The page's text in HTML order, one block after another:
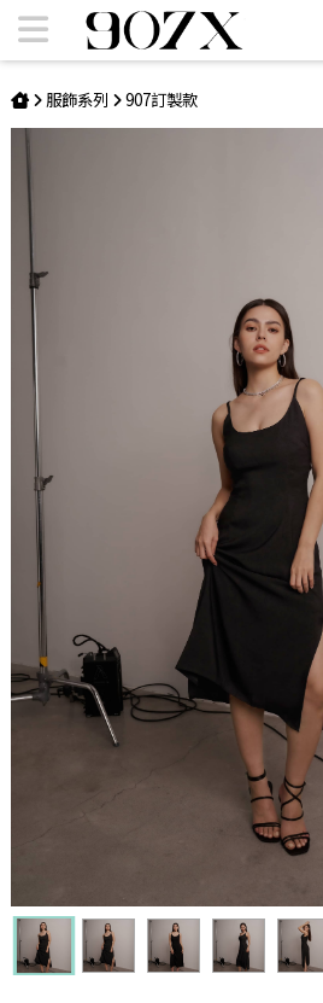
Standing Next to You緞面洋裝 | 907X
服飾系列 907訂製款